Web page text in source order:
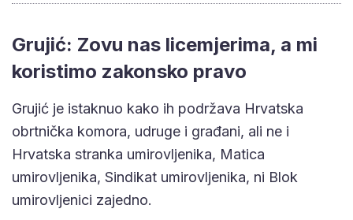
Grujić: Zovu nas licemjerima, a mi
koristimo zakonsko pravo
Grujić je istaknuo kako ih podržava Hrvatska
obrtnička komora, udruge i građani, ali ne i
Hrvatska stranka umirovljenika, Matica
umirovljenika, Sindikat umirovljenika, ni Blok
umirovljenici zajedno.